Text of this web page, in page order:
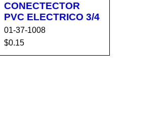
CONECTECTOR
PVC ELECTRICO 3/4
01-37-1008
$0.15
AÑADIR AL CA
VISTA